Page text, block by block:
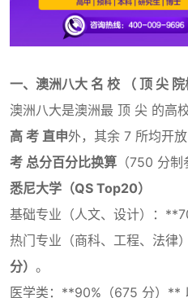
一、澳洲八大 名 校 （ 顶 尖
澳洲八大是澳洲最 顶 尖 的高
高 考 直申外，其余 7 所均开
考 总分百分比换算 （750 分制
悉尼大学（QS Top20）
基础专业（人文、设计）：
热门专业（商科、工程、法律）
分） 。
医学类：**90%（675 分）**